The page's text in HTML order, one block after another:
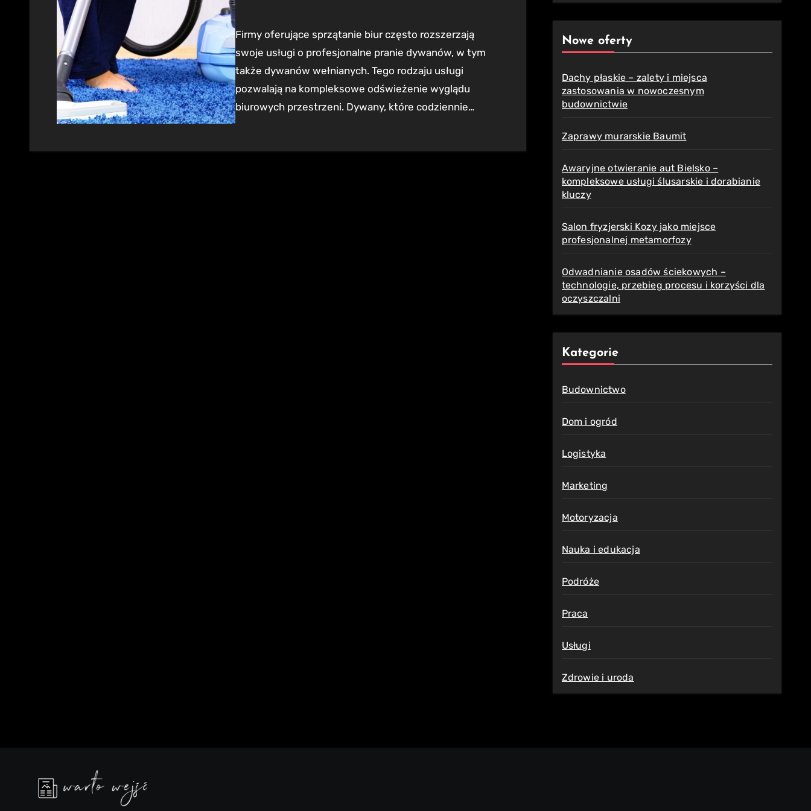
Firmy oferujące sprzątanie biur często rozszerzają
swoje usługi o profesjonalne pranie dywanów, w tym
także dywanów wełnianych. Tego rodzaju usługi
pozwalają na kompleksowe odświeżenie wyglądu
biurowych przestrzeni. Dywany, które codziennie…
Nowe oferty
Dachy płaskie – zalety i miejsca
zastosowania w nowoczesnym
budownictwie
Zaprawy murarskie Baumit
Awaryjne otwieranie aut Bielsko –
kompleksowe usługi ślusarskie i dorabianie
kluczy
Salon fryzjerski Kozy jako miejsce
profesjonalnej metamorfozy
Odwadnianie osadów ściekowych –
technologie, przebieg procesu i korzyści dla
oczyszczalni
Kategorie
Budownictwo
Dom i ogród
Logistyka
Marketing
Motoryzacja
Nauka i edukacja
Podróże
Praca
Usługi
Zdrowie i uroda